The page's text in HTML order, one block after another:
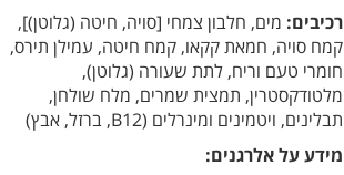
רכיבים: מים, חלבון צמחי [סויה, חיטה (גלוטן)],
קמח סויה, חמאת קקאו, קמח חיטה, עמילן תירס,
חומרי טעם וריח, לתת שעורה (גלוטן),
מלטודקסטרין, תמצית שמרים, מלח שולחן,
תבלינים, ויטמינים ומינרלים (B12, ברזל, אבץ)
מידע על אלרגנים: